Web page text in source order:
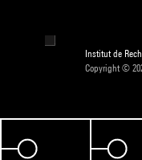
Institut de
Copyright ©